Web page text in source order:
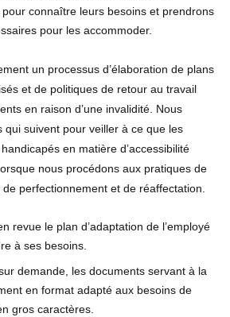
connaître leurs besoins et prendrons
pour les accommoder.
un processus d’élaboration de plans
et de politiques de retour au travail
en raison d’une invalidité. Nous
qui suivent pour veiller à ce que les
en matière d’accessibilité
nous procédons aux pratiques de
perfectionnement et de réaffectation.
revue le plan d’adaptation de l’employé
à ses besoins.
demande, les documents servant à la
en format adapté aux besoins de
gros caractères.